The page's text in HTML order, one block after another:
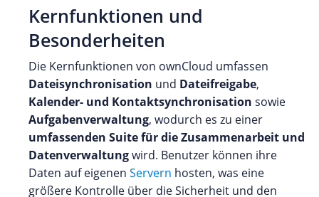
Kernfunktionen und
Besonderheiten
Die Kernfunktionen von ownCloud umfassen
Dateisynchronisation und Dateifreigabe,
Kalender- und Kontaktsynchronisation sowie
Aufgabenverwaltung, wodurch es zu einer
umfassenden Suite für die Zusammenarbeit und
Datenverwaltungwird. Benutzer können ihre
Daten auf eigenen Servern hosten, was eine
größere Kontrolle über die Sicherheit und den